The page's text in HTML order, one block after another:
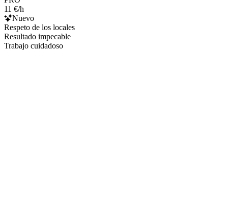
11 €/h
Nuevo
Respeto de los locales
Resultado impecable
Trabajo cuidadoso